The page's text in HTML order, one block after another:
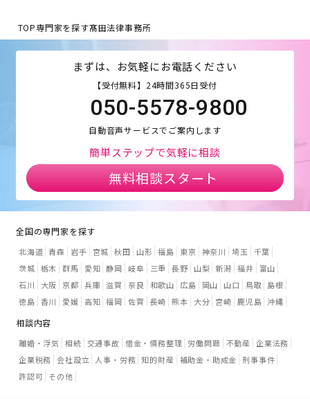
TOP専門家を探す髙田法律事務所
まずは、お気軽にお電話ください
【受付無料】24時間365日受付
050-5578-9800
自動音声サービスでご案内します
簡単ステップで気軽に相談
無料相談スタート
全国の専門家を探す
北海道 青森 岩手 宮城 秋田 山形 福島 東京 神奈川 埼玉
千葉
茨城 栃木 群馬 愛知 静岡 岐阜 三重 長野 山梨 新潟 福井
富山
石川
大阪 京都 兵庫 滋賀 奈良 和歌山 広島 岡山 山口 鳥取
島根
徳島 香川 愛媛 高知 福岡 佐賀 長崎 熊本 大分 宮崎 鹿児島 沖縄
相談内容
離婚・浮気 相続 交通事故 借金・債務整理 労働問題 不動産 企業法務
企業税務 会社設立 人事・労務 知的財産 補助金・助成金 刑事事件
許認可 その他